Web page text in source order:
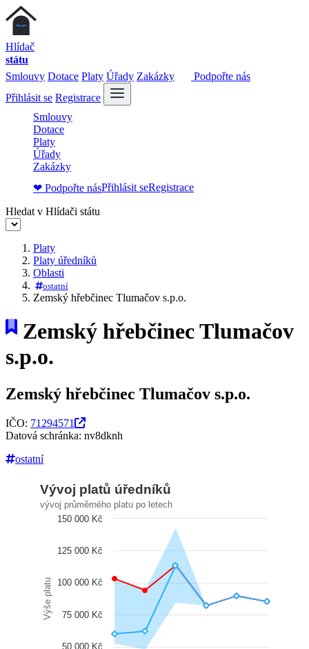
Hlídač
státu
Smlouvy Dotace Platy Úřady Zakázky
Podpořte nás
Přihlásit se Registrace
Smlouvy
Dotace
Platy
Úřady
Zakázky
❤ Podpořte násPřihlásit seRegistrace
Hledat v Hlídači státu
Platy
Platy úředníků
Oblasti
ostatní
Zemský hřebčinec Tlumačov s.p.o.
Zemský hřebčinec Tlumačov
s.p.o.
Zemský hřebčinec Tlumačov s.p.o.
IČO: 71294571
Datová schránka: nv8dknh
ostatní
Výše platu
Vývoj platů úředníků
vývoj průměrného platu po letech
50 000 Kč
75 000 Kč
100 000 Kč
125 000 Kč
150 000 Kč